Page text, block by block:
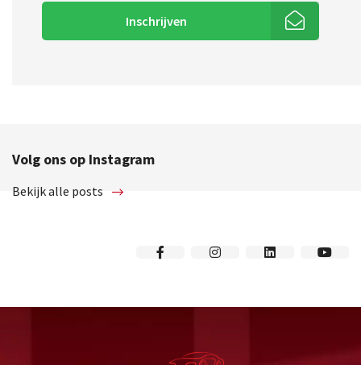
Inschrijven
Volg ons op Instagram
Bekijk alle posts